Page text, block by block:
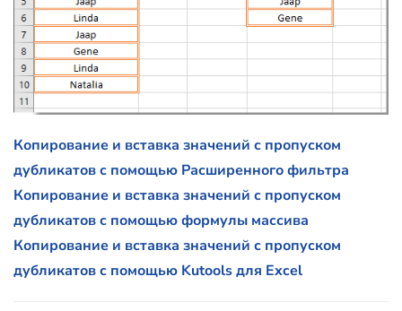
Копирование и вставка значений с пропуском
дубликатов с помощью Расширенного фильтра
Копирование и вставка значений с пропуском
дубликатов с помощью формулы массива
Копирование и вставка значений с пропуском
дубликатов с помощью Kutools для Excel